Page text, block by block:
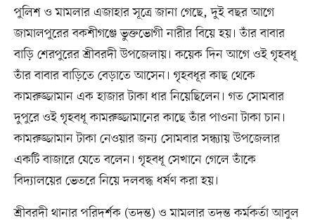
পুলিশ ও মামলার এজাহার সূত্রে জানা গেছে, দুই বছর আগে
জামালপুরের বকশীগঞ্জে ভুক্তভোগী নারীর বিয়ে হয়। তাঁর বাবার
বাড়ি শেরপুরের শ্রীবরদী উপজেলায়। কয়েক দিন আগে ওই গৃহবধূ
তাঁর বাবার বাড়িতে বেড়াতে আসেন। গৃহবধূর কাছ থেকে
কামরুজ্জামান এক হাজার টাকা ধার নিয়েছিলেন। গত সোমবার
দুপুরে ওই গৃহবধূ কামরুজ্জামানের কাছে তাঁর পাওনা টাকা চান।
কামরুজ্জামান টাকা নেওয়ার জন্য সোমবার সন্ধ্যায় উপজেলার
একটি বাজারে যেতে বলেন। গৃহবধূ সেখানে গেলে তাঁকে
বিদ্যালয়ের ভেতরে নিয়ে দলবদ্ধ ধর্ষণ করা হয়।
শ্রীবরদী থানার পরিদর্শক (তদন্ত) ও মামলার তদন্ত কর্মকর্তা আবুল